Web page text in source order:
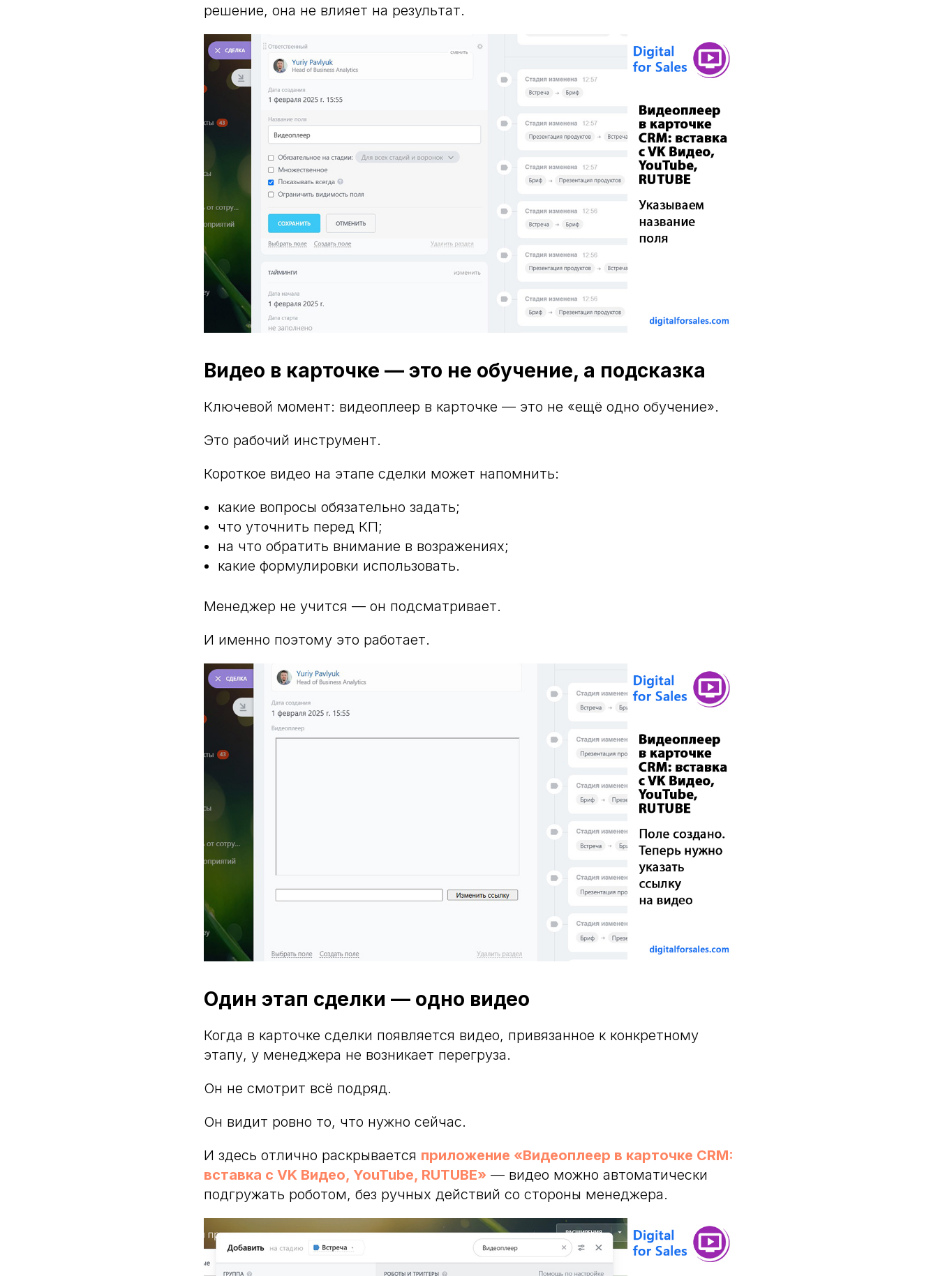
решение, она не влияет на результат.
Видео в карточке — это не обучение, а подсказка
Ключевой момент: видеоплеер в карточке — это не «ещё одно обучение».
Это рабочий инструмент.
Короткое видео на этапе сделки может напомнить:
какие вопросы обязательно задать;
что уточнить перед КП;
на что обратить внимание в возражениях;
какие формулировки использовать.
Менеджер не учится — он подсматривает.
И именно поэтому это работает.
Один этап сделки — одно видео
Когда в карточке сделки появляется видео, привязанное к конкретному
этапу, у менеджера не возникает перегруза.
Он не смотрит всё подряд.
Он видит ровно то, что нужно сейчас.
И здесь отлично раскрывается приложение «Видеоплеер в карточке CRM:
вставка с VK Видео, YouTube, RUTUBE» — видео можно автоматически
подгружать роботом, без ручных действий со стороны менеджера.